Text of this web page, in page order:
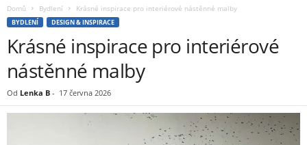
Domů Bydlení Krásné inspirace pro interiérové nástěnné malby
BYDLENÍ DESIGN & INSPIRACE
Krásné inspirace pro interiérové
nástěnné malby
Od Lenka B - 17 června 2026